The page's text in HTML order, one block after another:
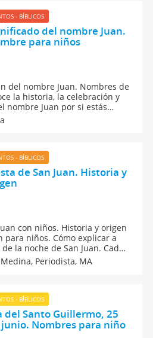
- BÍBLICOS
del nombre Juan.
para niños
del nombre Juan. Nombres de
la historia, la celebración y
nombre Juan por si estás
bebé que esperas. Un nombre
distinta en otros idiomas
- BÍBLICOS
de San Juan. Historia y
con niños. Historia y origen
para niños. Cómo explicar a
la noche de San Juan. Cada
Noche de San Juan una fiesta
y fuegos de
Periodista, MA
- BÍBLICOS
del Santo Guillermo, 25
Nombres para niño